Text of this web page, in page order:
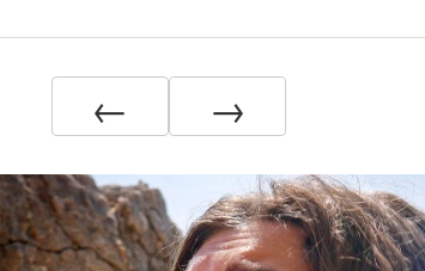
← →